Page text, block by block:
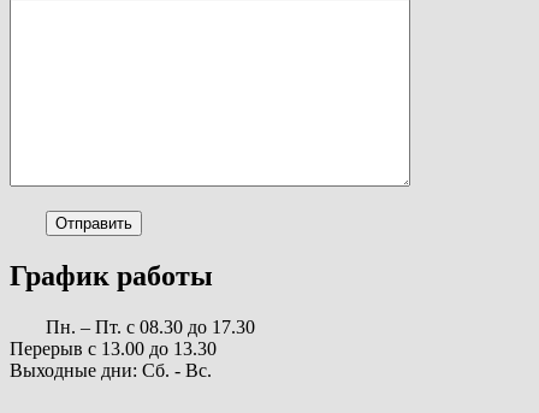
График работы
Пн. – Пт. с 08.30 до 17.30
Перерыв с 13.00 до 13.30
Выходные дни: Сб. - Вс.